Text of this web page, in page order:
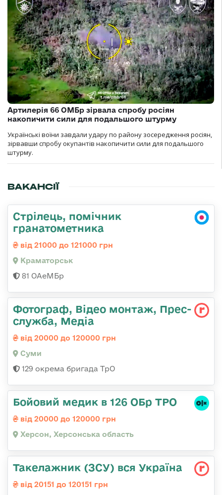
Артилерія 66 ОМБр зірвала спробу росіян
накопичити сили для подальшого штурму
Українські воїни завдали удару по району зосередження росіян,
зірвавши спробу окупантів накопичити сили для подальшого
штурму.
ВАКАНСІЇ
Стрілець, помічник
гранатометника
від 21000 до 121000 грн
Краматорськ
81 ОАеМБр
Фотограф, Відео монтаж, Прес-
служба, Медіа
від 20000 до 120000 грн
Суми
129 окрема бригада ТрО
Бойовий медик в 126 ОБр ТРО
від 20000 до 120000 грн
Херсон, Херсонська область
Такелажник (ЗСУ) вся Україна
від 20151 до 120151 грн